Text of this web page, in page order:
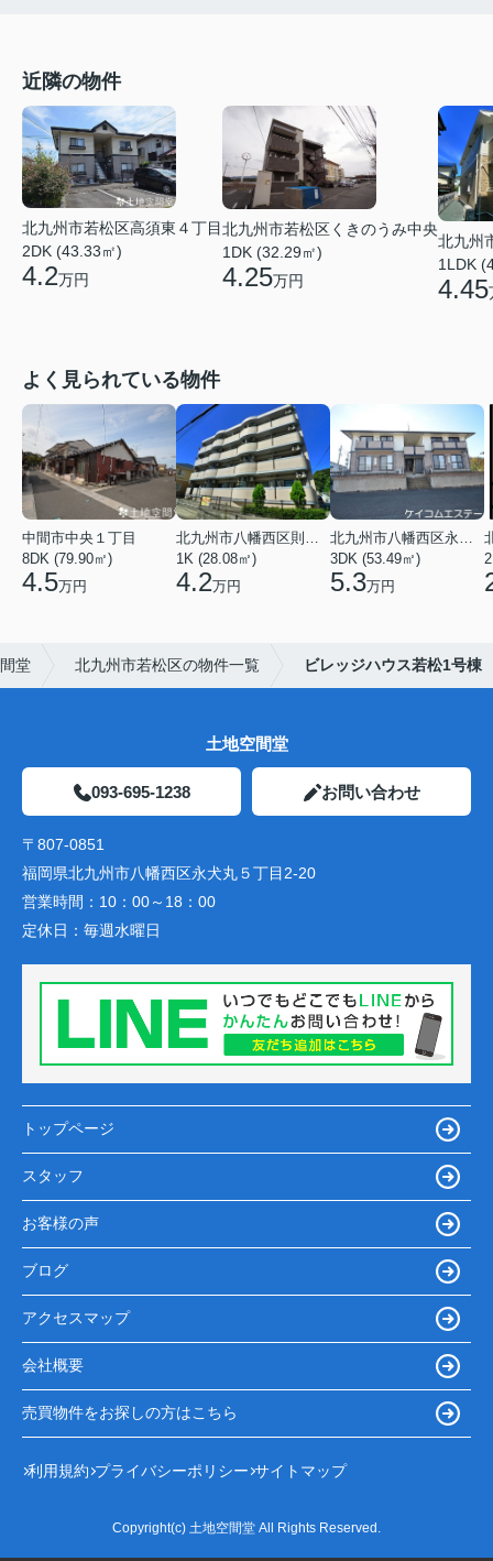
近隣の物件
北九州市若松区高須東４丁目
2DK (43.33㎡)
4.2万円
北九州市若松区くきのうみ中央
1DK (32.29㎡)
4.25万円
北九州
1LDK
4.45
よく見られている物件
中間市中央１丁目
8DK (79.90㎡)
4.5万円
北九州市八幡西区則松１丁目
1K (28.08㎡)
4.2万円
北九州市八幡西区永犬丸５丁目
3DK (53.49㎡)
5.3万円
堂 北九州市若松区の物件一覧 ビレッジハウス若松1号棟
土地空間堂
093-695-1238 お問い合わせ
〒807-0851
福岡県北九州市八幡西区永犬丸５丁目2-20
営業時間： 10：00～18：00
定休日： 毎週水曜日
トップページ
スタッフ
お客様の声
ブログ
アクセスマップ
会社概要
売買物件をお探しの方はこちら
利用規約 プライバシーポリシー サイトマップ
Copyright(c) 土地空間堂 All Rights Reserved.